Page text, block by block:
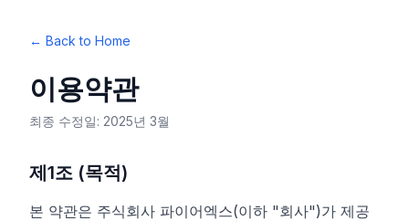
← Back to Home
이용약관
최종 수정일: 2025년 3월
제1조 (목적)
본 약관은 주식회사 파이어엑스(이하 "회사")가 제공